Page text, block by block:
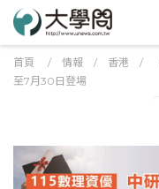
首頁 / 情報 / 香港 /
至7月30日登場